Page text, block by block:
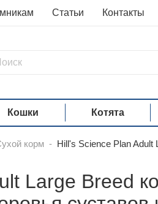
Статьи Контакты
Кошки Котята
корм - Hill's Science Plan Adult
Large Breed